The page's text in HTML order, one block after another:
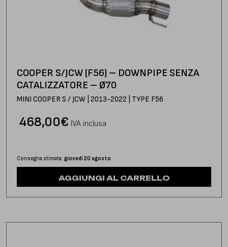
COOPER S/JCW (F56) – DOWNPIPE SENZA
CATALIZZATORE – Ø70
MINI COOPER S / JCW | 2013-2022 | TYPE F56
€
468,00 IVA inclusa
Consegna stimata: giovedì 20 agosto
AGGIUNGI AL CARRELLO